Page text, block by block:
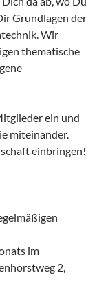
Grundlagen der
Wir
thematische
ein und
miteinander.
einbringen!
im
2,